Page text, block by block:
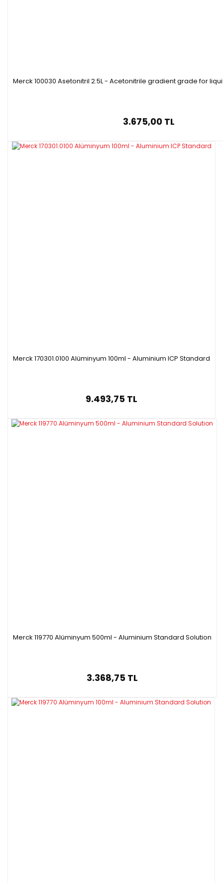
Merck 100030 Asetonitril 2.5L - Acetonitrile gradient grade for
3.675,00 TL
Merck 170301.0100 Alüminyum 100ml - Aluminium ICP Standard
9.493,75 TL
Merck 119770 Alüminyum 500ml - Aluminium Standard Solution
3.368,75 TL